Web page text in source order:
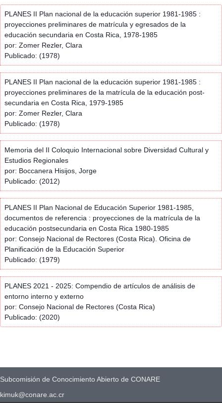
PLANES II Plan nacional de la educación superior 1981-1985 :
proyecciones preliminares de matrícula y egresados de la
educación secundaria en Costa Rica, 1978-1985
por: Zomer Rezler, Clara
Publicado: (1978)
PLANES II Plan nacional de la educación superior 1981-1985 :
proyecciones preliminares de la matrícula de la educación post-
secundaria en Costa Rica, 1979-1985
por: Zomer Rezler, Clara
Publicado: (1978)
Memoria del II Coloquio Internacional sobre Diversidad Cultural y
Estudios Regionales
por: Boccanera Hisijos, Jorge
Publicado: (2012)
PLANES II Plan Nacional de Educación Superior 1981-1985,
documentos de referencia : proyecciones de la matrícula de la
educación postsecundaria en Costa Rica 1980-1985
por: Consejo Nacional de Rectores (Costa Rica). Oficina de
Planificación de la Educación Superior
Publicado: (1979)
PLANES 2021 - 2025: Compendio de artículos de análisis de
entorno interno y externo
por: Consejo Nacional de Rectores (Costa Rica)
Publicado: (2020)
Subcomisión de Conocimiento Abierto de CONARE
kimuk@conare.ac.cr